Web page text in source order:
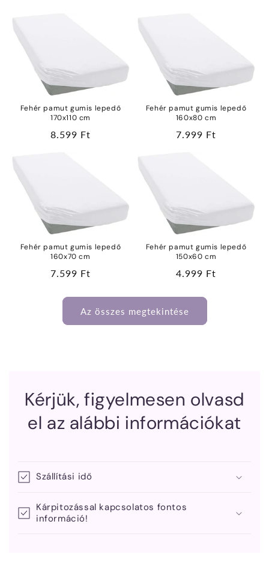
Fehér pamut gumis lepedő
170x110 cm
Normál
8.599 Ft
Fehér pamut gumis lepedő
160x80 cm
Normál
7.999 Ft
Fehér pamut gumis lepedő
160x70 cm
Normál
7.599 Ft
Fehér pamut gumis lepedő
150x60 cm
Normál
4.999 Ft
Az összes megtekintése
Kérjük, figyelmesen olvasd
el az alábbi információkat
Szállítási idő
Kárpitozással kapcsolatos fontos
információ!